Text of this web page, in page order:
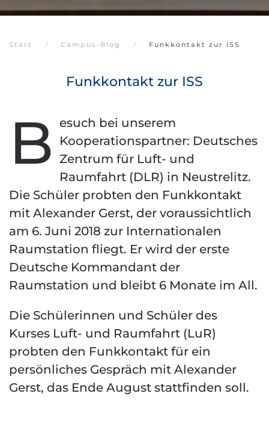
Start Campus-Blog Funkkontakt zur ISS
Funkkontakt zur ISS
B esuch bei unserem
Kooperationspartner: Deutsches
Zentrum für Luft- und
Raumfahrt (DLR) in Neustrelitz.
Die Schüler probten den Funkkontakt
mit Alexander Gerst, der voraussichtlich
am 6. Juni 2018 zur Internationalen
Raumstation fliegt. Er wird der erste
Deutsche Kommandant der
Raumstation und bleibt 6 Monate im All.
Die Schülerinnen und Schüler des
Kurses Luft- und Raumfahrt (LuR)
probten den Funkkontakt für ein
persönliches Gespräch mit Alexander
Gerst, das Ende August stattfinden soll.